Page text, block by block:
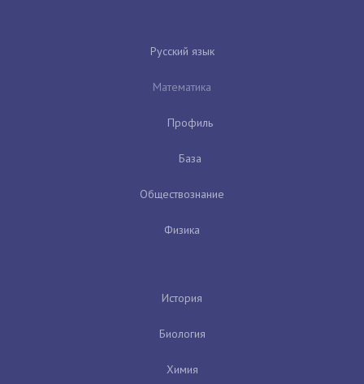
Русский язык
Математика
Профиль
База
Обществознание
Физика
История
Биология
Химия